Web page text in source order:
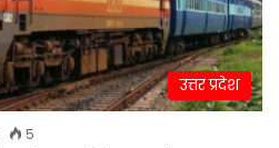
उत्तर प्रदेश
5